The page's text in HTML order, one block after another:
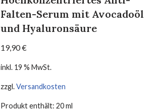
Falten-Serum mit Avocadoöl
und Hyaluronsäure
19,90€
inkl. 19 % MwSt.
zzgl.Versandkosten
Produkt enthält: 20ml